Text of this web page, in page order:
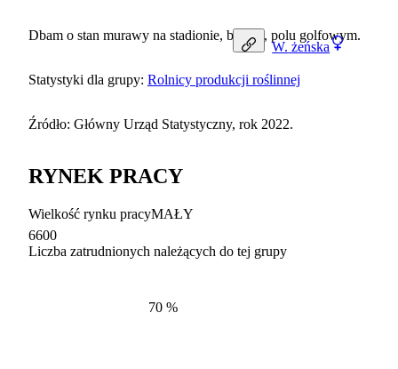
W. żeńska
Dbam o stan murawy na stadionie, boisku, polu golfowym.
Statystyki dla grupy: Rolnicy produkcji roślinnej
Źródło: Główny Urząd Statystyczny, rok 2022.
RYNEK PRACY
Wielkość rynku pracyMAŁY
6600
Liczba zatrudnionych należących do tej grupy
70 %